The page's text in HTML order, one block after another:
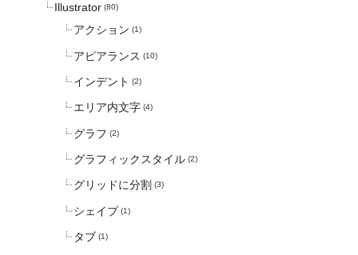
Illustrator (80)
アクション (1)
アピアランス (10)
インデント (2)
エリア内文字 (4)
グラフ (2)
グラフィックスタイル (2)
グリッドに分割 (3)
シェイプ (1)
タブ (1)